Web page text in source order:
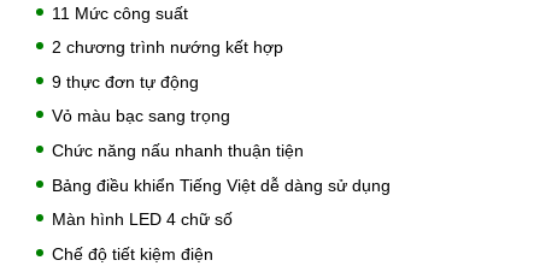
11 Mức công suất
2 chương trình nướng kết hợp
9 thực đơn tự động
Vỏ màu bạc sang trọng
Chức năng nấu nhanh thuận tiện
Bảng điều khiển Tiếng Việt dễ dàng sử dụng
Màn hình LED 4 chữ số
Chế độ tiết kiệm điện